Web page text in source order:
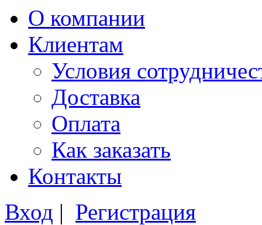
О компании
Клиентам
Условия
Доставка
Оплата
Как заказать
Контакты
Вход | Регистрация